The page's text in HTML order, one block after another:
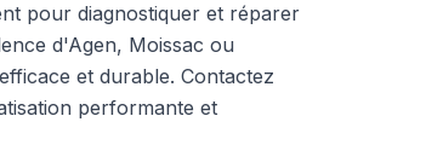
pour diagnostiquer et réparer
d'Agen, Moissac ou
et durable. Contactez
performante et